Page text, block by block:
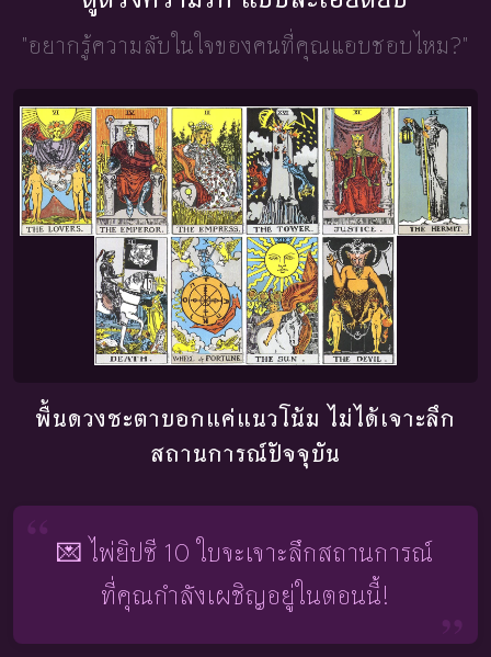
"อยากรู้ความลับในใจของคนที่คุณแอบชอบไหม?"
พื้นดวงชะตาบอกแค่แนวโน้ม ไม่ได้เจาะลึก
สถานการณ์ปัจจุบัน
💌 ไพ่ยิปซี 10 ใบจะเจาะลึกสถานการณ์
ที่คุณกำลังเผชิญอยู่ในตอนนี้!